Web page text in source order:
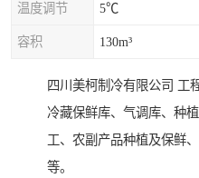
温度调节 5℃
容积 130m³
四川美柯制冷有限公司 工
冷藏保鲜库、气调库、种
工、农副产品种植及保鲜
等。